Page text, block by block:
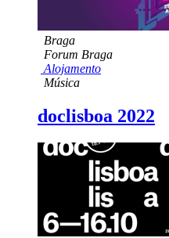
Braga
Forum Braga
Alojamento
Música
doclisboa 2022